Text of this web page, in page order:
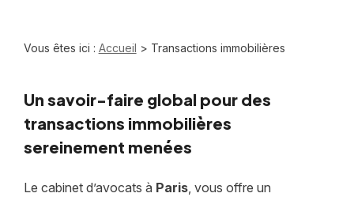
Vous êtes ici : Accueil > Transactions immobilières
Un savoir-faire global pour des
transactions immobilières
sereinement menées
Le cabinet d’avocats à Paris, vous offre un